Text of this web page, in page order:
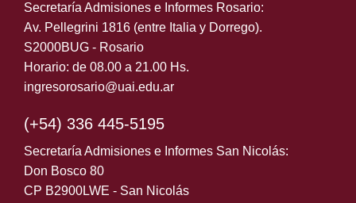
Secretaría Admisiones e Informes Rosario:
Av. Pellegrini 1816 (entre Italia y Dorrego).
S2000BUG - Rosario
Horario: de 08.00 a 21.00 Hs.
ingresorosario@uai.edu.ar
(+54) 336 445-5195
Secretaría Admisiones e Informes San Nicolás:
Don Bosco 80
CP B2900LWE - San Nicolás